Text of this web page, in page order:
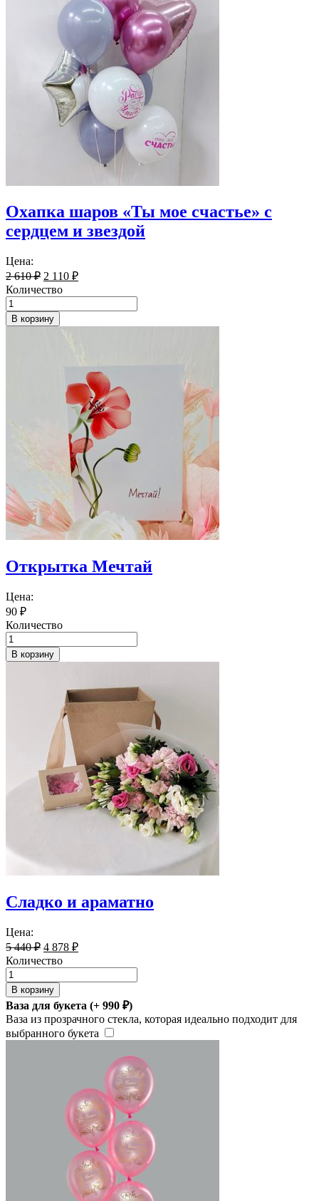
Охапка шаров «Ты мое счастье» с
сердцем и звездой
Цена:
2 610₽ 2 110 ₽
Количество
В корзину
Открытка Мечтай
Цена:
90 ₽
Количество
В корзину
Сладко и араматно
Цена:
5 440₽ 4 878 ₽
Количество
В корзину
Ваза для букета (+ 990 ₽)
Ваза из прозрачного стекла, которая идеально подходит для
выбранного букета